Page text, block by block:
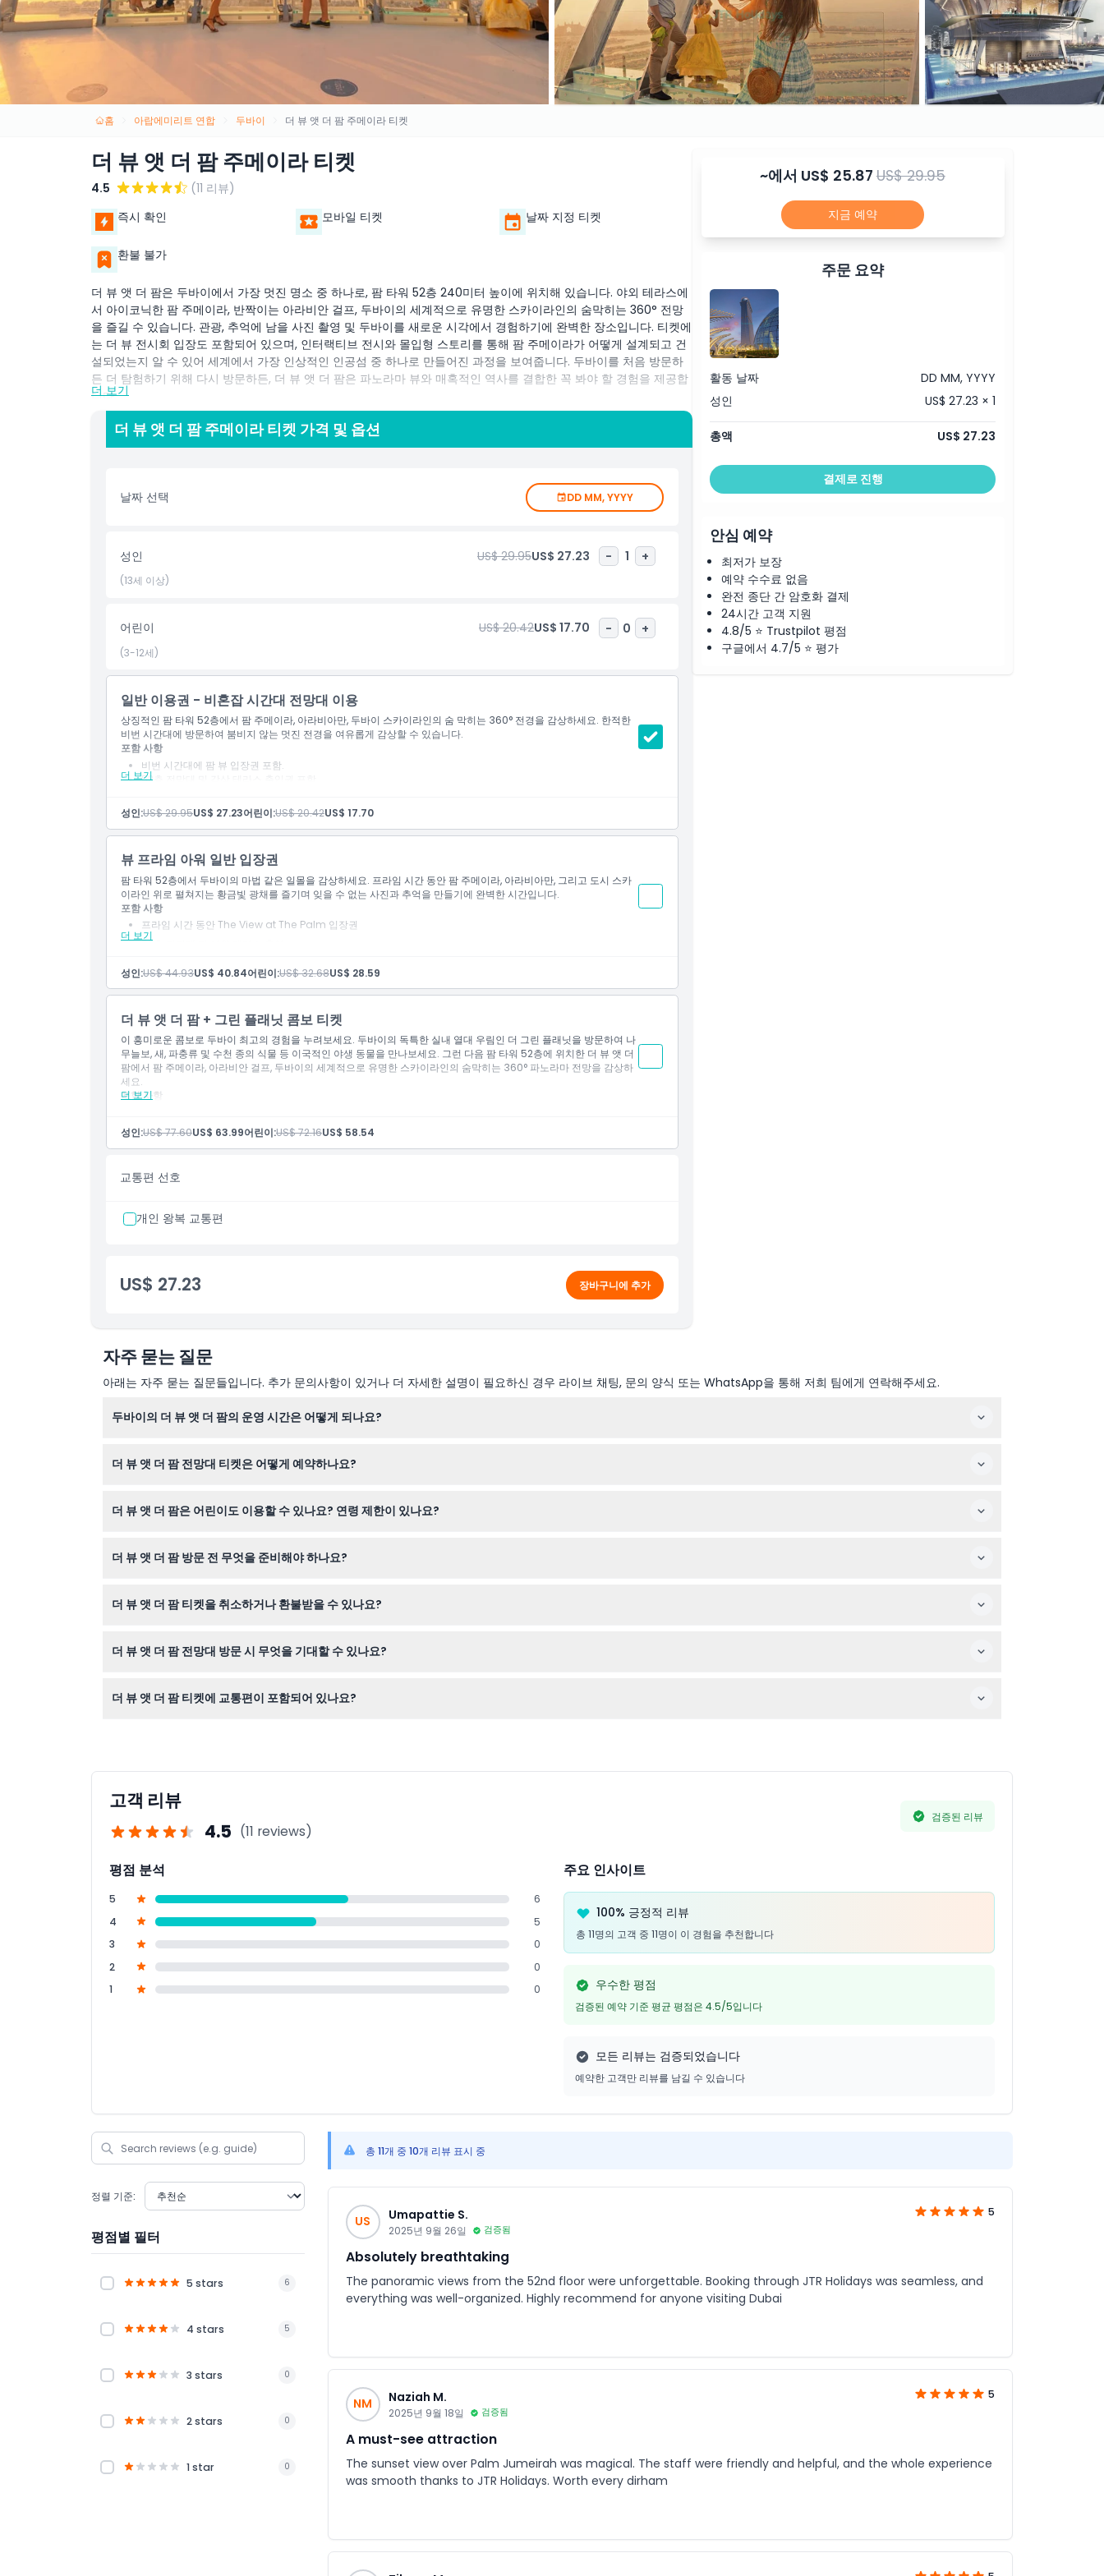
홈 아랍에미리트 연합 두바이 더 뷰 앳 더 팜 주메이라 티켓
더 뷰 앳 더 팜 주메이라 티켓
4.5
(11 리뷰)
즉시 확인
모바일 티켓 날짜 지정 티켓
환불 불가
더 뷰 앳 더 팜은 두바이에서 가장 멋진 명소 중 하나로, 팜 타워 52층 240미터 높이에 위치해 있습니다. 야외 테라스에
서 아이코닉한 팜 주메이라, 반짝이는 아라비안 걸프, 두바이의 세계적으로 유명한 스카이라인의 숨막히는 360° 전망
을 즐길 수 있습니다. 관광, 추억에 남을 사진 촬영 및 두바이를 새로운 시각에서 경험하기에 완벽한 장소입니다. 티켓에
는 더 뷰 전시회 입장도 포함되어 있으며, 인터랙티브 전시와 몰입형 스토리를 통해 팜 주메이라가 어떻게 설계되고 건
설되었는지 알 수 있어 세계에서 가장 인상적인 인공섬 중 하나로 만들어진 과정을 보여줍니다. 두바이를 처음 방문하
든 더 탐험하기 위해 다시 방문하든, 더 뷰 앳 더 팜은 파노라마 뷰와 매혹적인 역사를 결합한 꼭 봐야 할 경험을 제공합
니다.
하이라이트
포함 사항
픽업 시간 하차 시간
운영 시간
위치
교환 방법
취소 정책
더 보기
더 뷰 앳 더 팜 주메이라 티켓 가격 및 옵션
날짜 선택 DD MM, YYYY
성인 US$ 29.95US$ 27.23 - 1 +
(13세 이상)
어린이 US$ 20.42US$ 17.70 - 0 +
(3-12세)
일반 이용권 - 비혼잡 시간대 전망대 이용
상징적인 팜 타워 52층에서 팜 주메이라, 아라비아만, 두바이 스카이라인의 숨 막히는 360° 전경을 감상하세요. 한적한
비번 시간대에 방문하여 붐비지 않는 멋진 전경을 여유롭게 감상할 수 있습니다.
더 보기
포함 사항
비번 시간대에 팜 뷰 입장권 포함.
52층 전망대 및 감상 테라스 출입권 포함.
팜 주메이라 및 그 너머의 파노라마 전경 감상 포함.
성인:US$ 29.95US$ 27.23어린이:US$ 20.42US$ 17.70
뷰 프라임 아워 일반 입장권
팜 타워 52층에서 두바이의 마법 같은 일몰을 감상하세요. 프라임 시간 동안 팜 주메이라, 아라비아만, 그리고 도시 스카
이라인 위로 펼쳐지는 황금빛 광채를 즐기며 잊을 수 없는 사진과 추억을 만들기에 완벽한 시간입니다.
더 보기
포함 사항
프라임 시간 동안 The View at The Palm 입장권
52층 전망대 및 야외 테라스 출입
성인:US$ 44.93US$ 40.84어린이:US$ 32.68US$ 28.59
더 뷰 앳 더 팜 + 그린 플래닛 콤보 티켓
이 흥미로운 콤보로 두바이 최고의 경험을 누려보세요. 두바이의 독특한 실내 열대 우림인 더 그린 플래닛을 방문하여 나
무늘보, 새, 파충류 및 수천 종의 식물 등 이국적인 야생 동물을 만나보세요. 그런 다음 팜 타워 52층에 위치한 더 뷰 앳 더
팜에서 팜 주메이라, 아라비안 걸프, 두바이의 세계적으로 유명한 스카이라인의 숨막히는 360° 파노라마 전망을 감상하
세요.
더 보기
포함 사항
알아야 할 사항
더 뷰 비수기 시간에만 유효.
어린이 및 성인 정책
성인:US$ 77.60US$ 63.99어린이:US$ 72.16US$ 58.54
교통편 선호
개인 왕복 교통편
US$ 27.23 장바구니에 추가
~에서 US$ 25.87US$ 29.95
지금 예약
주문 요약
활동 날짜
DD MM, YYYY
성인
US$ 27.23 × 1
총액 US$ 27.23
결제로 진행
안심 예약
최저가 보장
예약 수수료 없음
완전 종단 간 암호화 결제
24시간 고객 지원
4.8/5 ⭐ Trustpilot 평점
구글에서 4.7/5 ⭐ 평가
자주 묻는 질문
아래는 자주 묻는 질문들입니다. 추가 문의사항이 있거나 더 자세한 설명이 필요하신 경우 라이브 채팅, 문의 양식 또는 WhatsApp을 통해 저희 팀에게 연락해주세요.
두바이의 더 뷰 앳 더 팜의 운영 시간은 어떻게 되나요?
수 있으니 예약 시 확인 바랍니다).
더 뷰 앳 더 팜 전망대 티켓은 어떻게 예약하나요?
더 뷰 앳 더 팜은 어린이도 이용할 수 있나요? 연령 제한이 있나요?
더 뷰 앳 더 팜 방문 전 무엇을 준비해야 하나요?
더 뷰 앳 더 팜 티켓을 취소하거나 환불받을 수 있나요?
더 뷰 앳 더 팜 전망대 방문 시 무엇을 기대할 수 있나요?
다.
더 뷰 앳 더 팜 티켓에 교통편이 포함되어 있나요?
고객 리뷰
4.5 (11 reviews)
검증된 리뷰
평점 분석
5
6
4
5
3
0
2
0
1
0
주요 인사이트
100% 긍정적 리뷰
총 11명의 고객 중 11명이 이 경험을 추천합니다
우수한 평점
검증된 예약 기준 평균 평점은 4.5/5입니다
모든 리뷰는 검증되었습니다
예약한 고객만 리뷰를 남길 수 있습니다
정렬 기준:
평점별 필터
5 stars 6
4 stars 5
3 stars 0
2 stars 0
1 star 0
총 11개 중 10개 리뷰 표시 중
US Umapattie S.
2025년 9월 26일 검증됨
5
Absolutely breathtaking
The panoramic views from the 52nd floor were unforgettable. Booking through JTR Holidays was seamless, and
everything was well-organized. Highly recommend for anyone visiting Dubai
NM Naziah M.
2025년 9월 18일 검증됨
5
A must-see attraction
The sunset view over Palm Jumeirah was magical. The staff were friendly and helpful, and the whole experience
was smooth thanks to JTR Holidays. Worth every dirham